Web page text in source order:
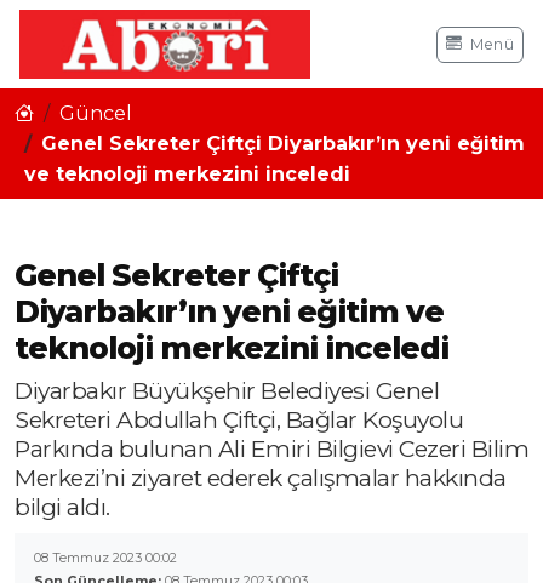
Menü
Güncel
Genel Sekreter Çiftçi Diyarbakır’ın yeni eğitim
ve teknoloji merkezini inceledi
Genel Sekreter Çiftçi
Diyarbakır’ın yeni eğitim ve
teknoloji merkezini inceledi
Diyarbakır Büyükşehir Belediyesi Genel
Sekreteri Abdullah Çiftçi, Bağlar Koşuyolu
Parkında bulunan Ali Emiri Bilgievi Cezeri Bilim
Merkezi’ni ziyaret ederek çalışmalar hakkında
bilgi aldı.
08 Temmuz 2023 00:02